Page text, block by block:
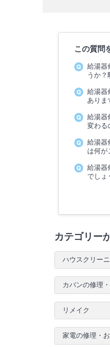
この質問
給湯器
うか？
給湯器
ありま
給湯器
変わる
給湯器
は何が
給湯器
でしょ
カテゴリー
ハウスクリー
カバンの修理
リメイク
家電の修理・